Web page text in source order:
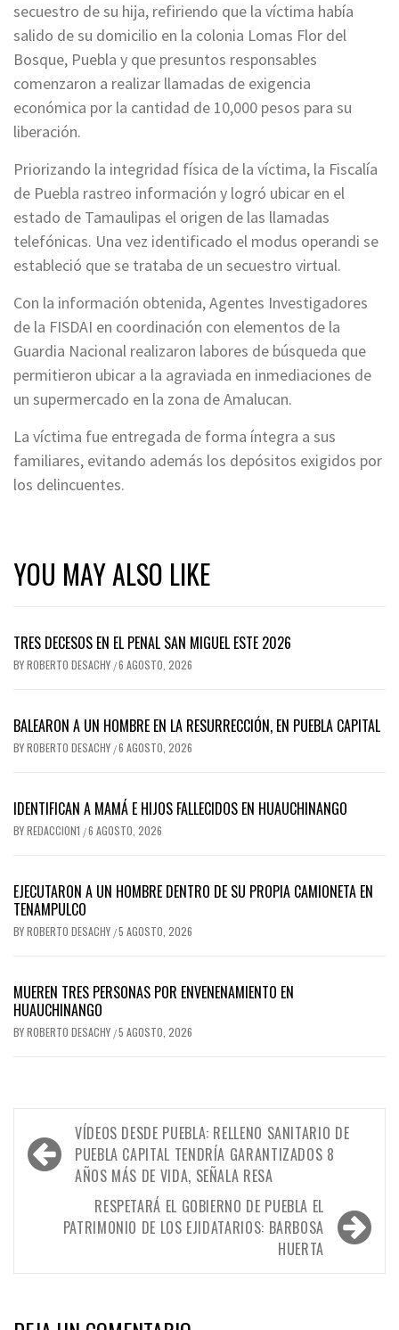
secuestro de su hija, refiriendo que la víctima había
salido de su domicilio en la colonia Lomas Flor del
Bosque, Puebla y que presuntos responsables
comenzaron a realizar llamadas de exigencia
económica por la cantidad de 10,000 pesos para su
liberación.
Priorizando la integridad física de la víctima, la Fiscalía
de Puebla rastreo información y logró ubicar en el
estado de Tamaulipas el origen de las llamadas
telefónicas. Una vez identificado el modus operandi se
estableció que se trataba de un secuestro virtual.
Con la información obtenida, Agentes Investigadores
de la FISDAI en coordinación con elementos de la
Guardia Nacional realizaron labores de búsqueda que
permitieron ubicar a la agraviada en inmediaciones de
un supermercado en la zona de Amalucan.
La víctima fue entregada de forma íntegra a sus
familiares, evitando además los depósitos exigidos por
los delincuentes.
YOU MAY ALSO LIKE
TRES DECESOS EN EL PENAL SAN MIGUEL ESTE 2026
BYROBERTO DESACHY /6 AGOSTO, 2026
BALEARON A UN HOMBRE EN LA RESURRECCIÓN, EN PUEBLA CAPITAL
BYROBERTO DESACHY /6 AGOSTO, 2026
IDENTIFICAN A MAMÁ E HIJOS FALLECIDOS EN HUAUCHINANGO
BYREDACCION1 /6 AGOSTO, 2026
EJECUTARON A UN HOMBRE DENTRO DE SU PROPIA CAMIONETA EN
TENAMPULCO
BYROBERTO DESACHY /5 AGOSTO, 2026
MUEREN TRES PERSONAS POR ENVENENAMIENTO EN
HUAUCHINANGO
BYROBERTO DESACHY /5 AGOSTO, 2026
Navegación
de
entradas
VÍDEOS DESDE PUEBLA: RELLENO SANITARIO DE
PUEBLA CAPITAL TENDRÍA GARANTIZADOS 8
AÑOS MÁS DE VIDA, SEÑALA RESA
RESPETARÁ EL GOBIERNO DE PUEBLA EL
PATRIMONIO DE LOS EJIDATARIOS: BARBOSA
HUERTA